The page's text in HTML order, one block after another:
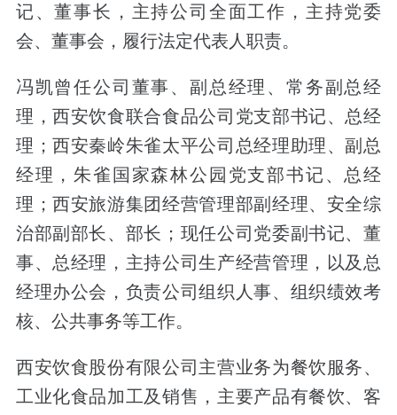
记、董事长，主持公司全面工作，主持党委
会、董事会，履行法定代表人职责。
冯凯曾任公司董事、副总经理、常务副总经
理，西安饮食联合食品公司党支部书记、总经
理；西安秦岭朱雀太平公司总经理助理、副总
经理，朱雀国家森林公园党支部书记、总经
理；西安旅游集团经营管理部副经理、安全综
治部副部长、部长；现任公司党委副书记、董
事、总经理，主持公司生产经营管理，以及总
经理办公会，负责公司组织人事、组织绩效考
核、公共事务等工作。
西安饮食股份有限公司主营业务为餐饮服务、
工业化食品加工及销售，主要产品有餐饮、客